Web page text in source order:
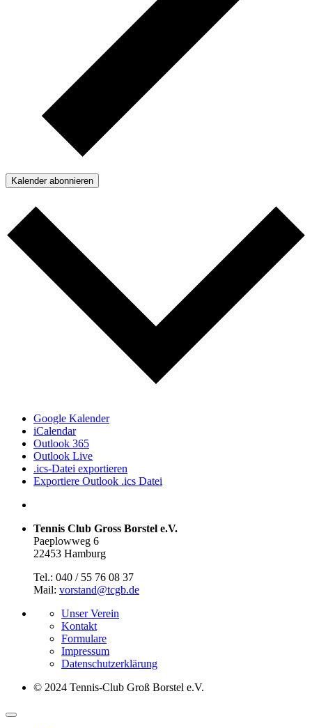
Kalender abonnieren
Google Kalender
iCalendar
Outlook 365
Outlook Live
.ics-Datei exportieren
Exportiere Outlook .ics Datei
Tennis Club Gross Borstel e.V.
Paeplowweg 6
22453 Hamburg
Tel.: 040 / 55 76 08 37
Mail: vorstand@tcgb.de
Unser Verein
Kontakt
Formulare
Impressum
Datenschutz­erklärung
© 2024 Tennis-Club Groß Borstel e.V.